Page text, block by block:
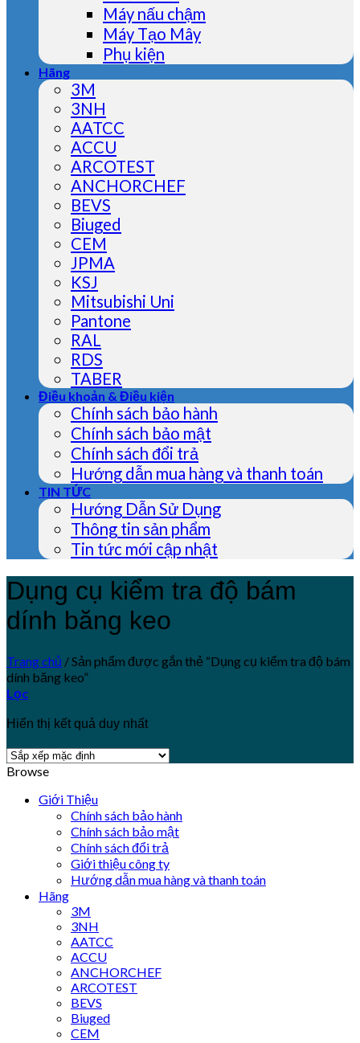
Máy nấu chậm
Máy Tạo Mây
Phụ kiện
Hãng
3M
3NH
AATCC
ACCU
ARCOTEST
ANCHORCHEF
BEVS
Biuged
CEM
JPMA
KSJ
Mitsubishi Uni
Pantone
RAL
RDS
TABER
Điều khoản & Điều kiện
Chính sách bảo hành
Chính sách bảo mật
Chính sách đổi trả
Hướng dẫn mua hàng và thanh toán
TIN TỨC
Hướng Dẫn Sử Dụng
Thông tin sản phẩm
Tin tức mới cập nhật
Dụng cụ kiểm tra độ bám
dính băng keo
Trang chủ /Sản phẩm được gắn thẻ “Dụng cụ kiểm tra độ bám
dính băng keo”
Lọc
Hiển thị kết quả duy nhất
Browse
Giới Thiệu
Chính sách bảo hành
Chính sách bảo mật
Chính sách đổi trả
Giới thiệu công ty
Hướng dẫn mua hàng và thanh toán
Hãng
3M
3NH
AATCC
ACCU
ANCHORCHEF
ARCOTEST
BEVS
Biuged
CEM